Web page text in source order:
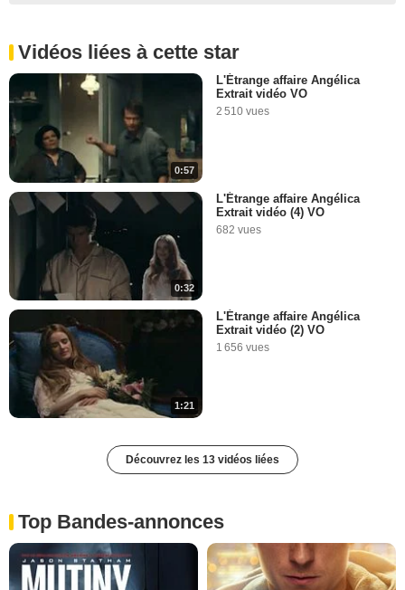
Vidéos liées à cette star
0:57
L'Étrange affaire Angélica
Extrait vidéo VO
2 510 vues
0:32
L'Étrange affaire Angélica
Extrait vidéo (4) VO
682 vues
1:21
L'Étrange affaire Angélica
Extrait vidéo (2) VO
1 656 vues
Découvrez les 13 vidéos liées
Top Bandes-annonces